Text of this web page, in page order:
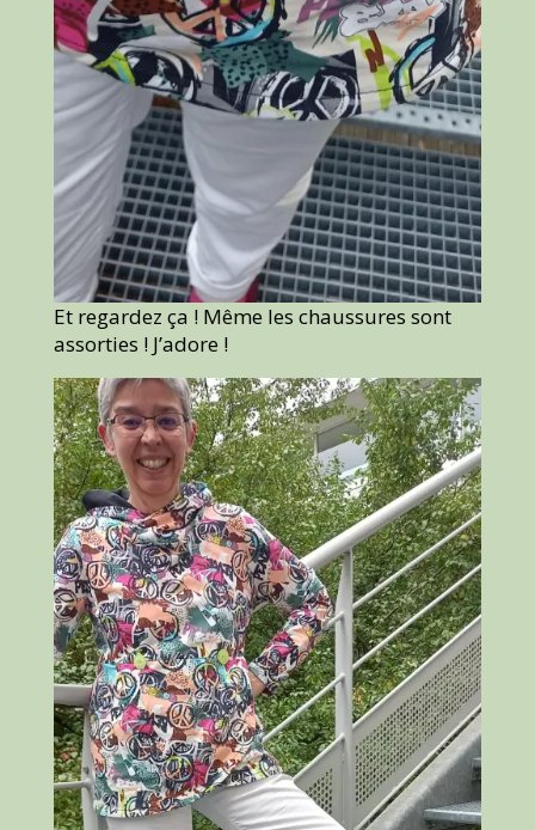
Et regardez ça ! Même les chaussures sont
assorties ! J’adore !